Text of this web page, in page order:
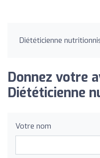
Diététicienne
Donnez votre
Diététicienne
Votre nom